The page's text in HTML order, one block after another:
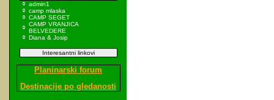
admin1
camp mlaska
CAMP SEGET
CAMP VRANJICA
BELVEDERE
Diana & Josip
Interesantni linkovi
Planinarski forum
Destinacije po gledanosti